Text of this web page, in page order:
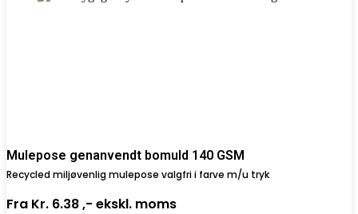
Mulepose genanvendt bomuld 140 GSM
Recycled miljøvenlig mulepose valgfri i farve m/u tryk
Fra Kr. 6.38 ,- ekskl. moms